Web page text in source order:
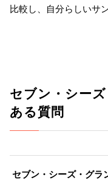
比較し、自分らしいサ
セブン・シー
ある質問
セブン・シーズ・グラ